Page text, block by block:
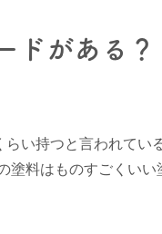
ドがある？
い持つと言われてい
塗料はものすごくい